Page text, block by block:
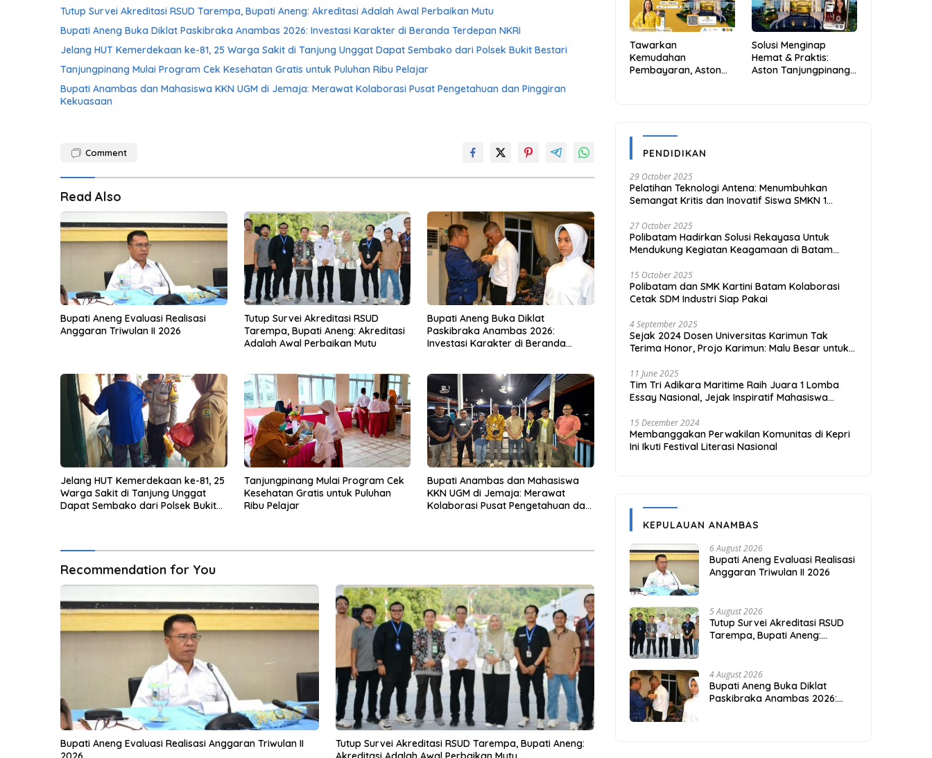
Tutup Survei Akreditasi RSUD Tarempa, Bupati Aneng: Akreditasi Adalah Awal Perbaikan Mutu
Bupati Aneng Buka Diklat Paskibraka Anambas 2026: Investasi Karakter di Beranda Terdepan NKRI
Jelang HUT Kemerdekaan ke-81, 25 Warga Sakit di Tanjung Unggat Dapat Sembako dari Polsek Bukit Bestari
Tanjungpinang Mulai Program Cek Kesehatan Gratis untuk Puluhan Ribu Pelajar
Bupati Anambas dan Mahasiswa KKN UGM di Jemaja: Merawat Kolaborasi Pusat Pengetahuan dan Pinggiran
Kekuasaan
Comment
Read Also
Bupati Aneng Evaluasi Realisasi
Anggaran Triwulan II 2026
Tutup Survei Akreditasi RSUD
Tarempa, Bupati Aneng: Akreditasi
Adalah Awal Perbaikan Mutu
Bupati Aneng Buka Diklat
Paskibraka Anambas 2026:
Investasi Karakter di Beranda
Jelang HUT Kemerdekaan ke-81, 25
Warga Sakit di Tanjung Unggat
Dapat Sembako dari Polsek Bukit
Tanjungpinang Mulai Program Cek
Kesehatan Gratis untuk Puluhan
Ribu Pelajar
Bupati Anambas dan Mahasiswa
KKN UGM di Jemaja: Merawat
Kolaborasi Pusat Pengetahuan dan
Recommendation for You
Bupati Aneng Evaluasi Realisasi Anggaran Triwulan II
Tutup Survei Akreditasi RSUD Tarempa, Bupati Aneng:
Tawarkan
Kemudahan
Pembayaran, Aston
Solusi Menginap
Hemat & Praktis:
Aston Tanjungpinang
PENDIDIKAN
29 October 2025
Pelatihan Teknologi Antena: Menumbuhkan
Semangat Kritis dan Inovatif Siswa SMKN 1
27 October 2025
Polibatam Hadirkan Solusi Rekayasa Untuk
Mendukung Kegiatan Keagamaan di Batam
15 October 2025
Polibatam dan SMK Kartini Batam Kolaborasi
Cetak SDM Industri Siap Pakai
4 September 2025
Sejak 2024 Dosen Universitas Karimun Tak
Terima Honor, Projo Karimun: Malu Besar untuk
11 June 2025
Tim Tri Adikara Maritime Raih Juara 1 Lomba
Essay Nasional, Jejak Inspiratif Mahasiswa
15 December 2024
Membanggakan Perwakilan Komunitas di Kepri
Ini Ikuti Festival Literasi Nasional
KEPULAUAN ANAMBAS
6 August 2026
Bupati Aneng Evaluasi Realisasi
Anggaran Triwulan II 2026
5 August 2026
Tutup Survei Akreditasi RSUD
Tarempa, Bupati Aneng:
4 August 2026
Bupati Aneng Buka Diklat
Paskibraka Anambas 2026: